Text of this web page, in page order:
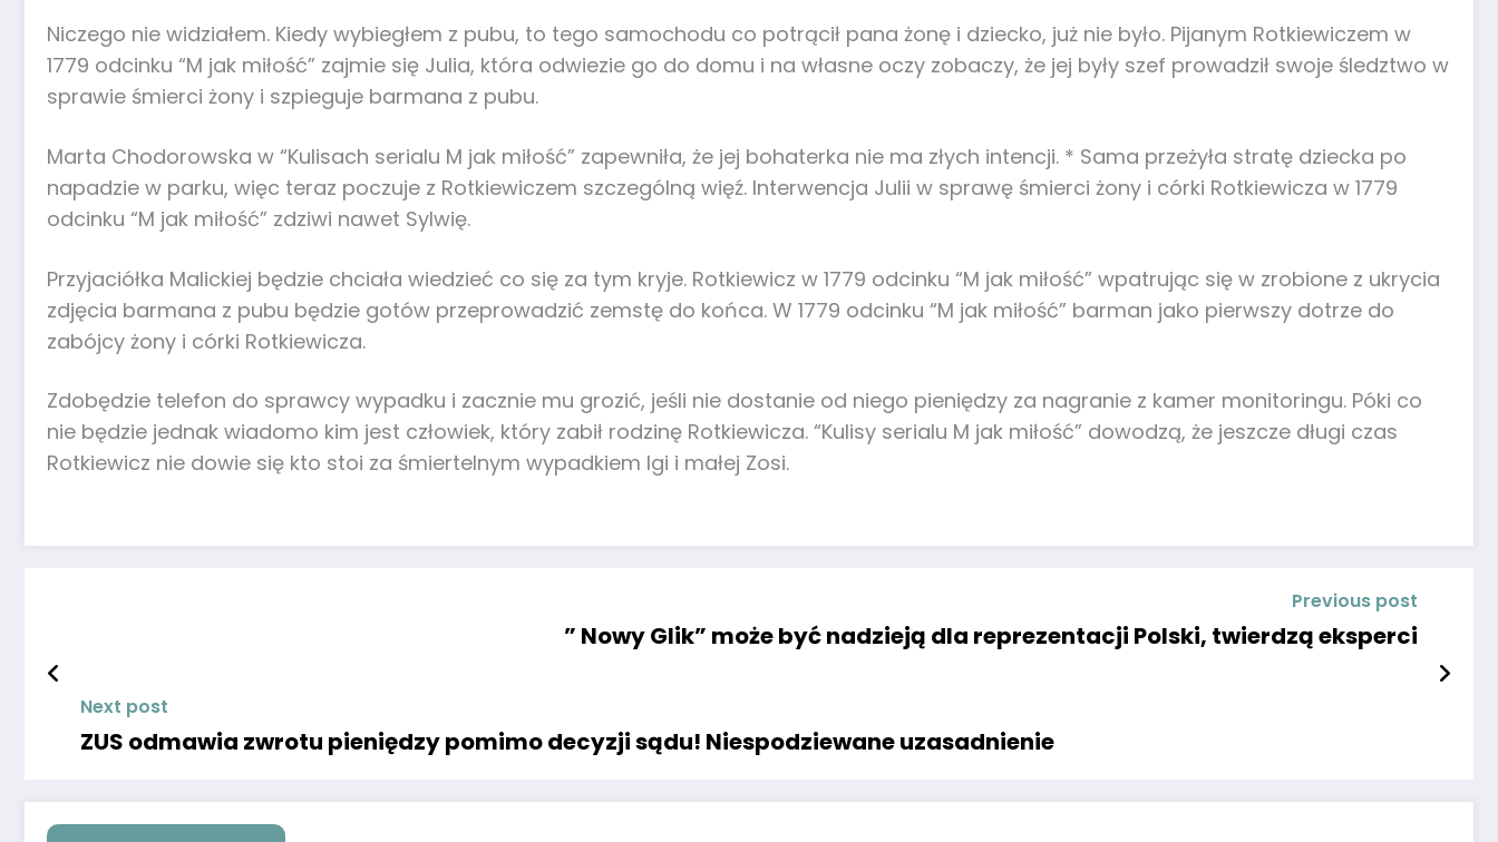
Niczego nie widziałem. Kiedy wybiegłem z pubu, to tego samochodu co potrącił pana żonę i dziecko, już nie było. Pijanym Rotkiewiczem w
1779 odcinku “M jak miłość” zajmie się Julia, która odwiezie go do domu i na własne oczy zobaczy, że jej były szef prowadził swoje śledztwo w
sprawie śmierci żony i szpieguje barmana z pubu.
Marta Chodorowska w “Kulisach serialu M jak miłość” zapewniła, że jej bohaterka nie ma złych intencji. * Sama przeżyła stratę dziecka po
napadzie w parku, więc teraz poczuje z Rotkiewiczem szczególną więź. Interwencja Julii w sprawę śmierci żony i córki Rotkiewicza w 1779
odcinku “M jak miłość” zdziwi nawet Sylwię.
Przyjaciółka Malickiej będzie chciała wiedzieć co się za tym kryje. Rotkiewicz w 1779 odcinku “M jak miłość” wpatrując się w zrobione z ukrycia
zdjęcia barmana z pubu będzie gotów przeprowadzić zemstę do końca. W 1779 odcinku “M jak miłość” barman jako pierwszy dotrze do
zabójcy żony i córki Rotkiewicza.
Zdobędzie telefon do sprawcy wypadku i zacznie mu grozić, jeśli nie dostanie od niego pieniędzy za nagranie z kamer monitoringu. Póki co
nie będzie jednak wiadomo kim jest człowiek, który zabił rodzinę Rotkiewicza. “Kulisy serialu M jak miłość” dowodzą, że jeszcze długi czas
Rotkiewicz nie dowie się kto stoi za śmiertelnym wypadkiem Igi i małej Zosi.
Previous post
” Nowy Glik” może być nadzieją dla reprezentacji Polski, twierdzą eksperci
Next post
ZUS odmawia zwrotu pieniędzy pomimo decyzji sądu! Niespodziewane uzasadnienie